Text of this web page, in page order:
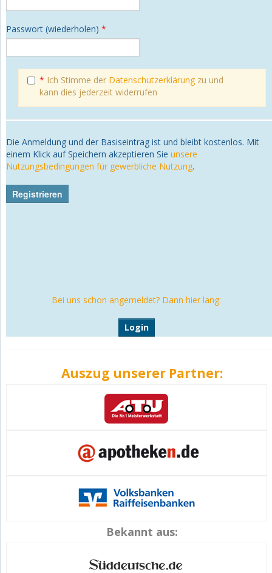
Passwort (wiederholen) *
* Ich Stimme der Datenschutzerklärungzu und
kann dies jederzeit widerrufen
Die Anmeldung und der Basiseintrag ist und bleibt kostenlos. Mit
einem Klick auf Speichern akzeptieren Sie unsere
Nutzungsbedingungen für gewerbliche Nutzung.
Bei uns schon angemeldet? Dann hier lang:
Login
Auszug unserer Partner:
Bekannt aus: